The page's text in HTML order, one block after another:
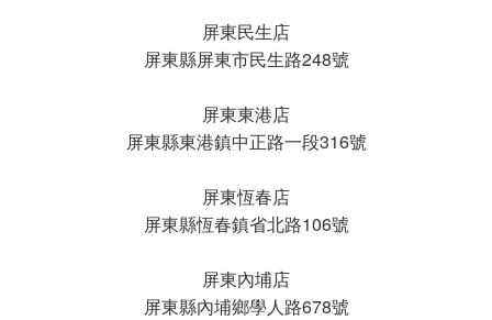
屏東民生店
屏東縣屏東市民生路248號
屏東東港店
屏東縣東港鎮中正路一段316號
屏東恆春店
屏東縣恆春鎮省北路106號
屏東內埔店
屏東縣內埔鄉學人路678號